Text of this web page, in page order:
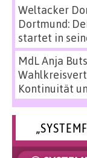
Weltacker
Dortmund:
startet in
MdL Anja
Kontinuität